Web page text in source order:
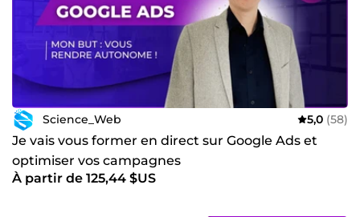
Science_Web 5,0 (58)
Je vais vous former en direct sur Google Ads et
optimiser vos campagnes
À partir de 125,44 $US